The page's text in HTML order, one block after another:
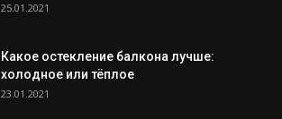
25.01.2021
Какое остекление балкона лучше:
холодное или тёплое
23.01.2021